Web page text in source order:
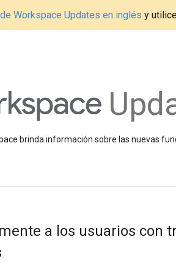
Workspace Updates en inglés y
brinda información sobre las nuevas
a los usuarios con